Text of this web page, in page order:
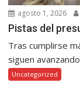
agosto 1, 2026
Pistas del
Tras cumplirse
siguen
Uncategorized